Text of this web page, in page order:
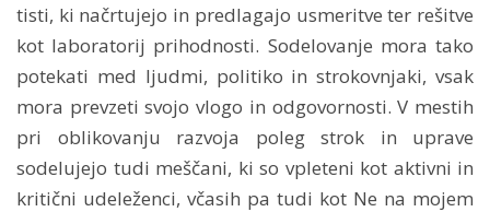
tisti, ki načrtujejo in predlagajo usmeritve ter rešitve
kot laboratorij prihodnosti. Sodelovanje mora tako
potekati med ljudmi, politiko in strokovnjaki, vsak
mora prevzeti svojo vlogo in odgovornosti. V mestih
pri oblikovanju razvoja poleg strok in uprave
sodelujejo tudi meščani, ki so vpleteni kot aktivni in
kritični udeleženci, včasih pa tudi kot Ne na mojem